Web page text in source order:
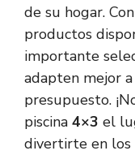
de su hogar.
productos
importante
adapten mejor
presupuesto.
piscina 4×3 el
divertirte en los